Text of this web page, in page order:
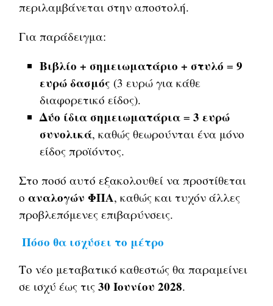
περιλαμβάνεται στην αποστολή.
Για παράδειγμα:
Βιβλίο + σημειωματάριο + στυλό = 9
ευρώ δασμός (3 ευρώ για κάθε
διαφορετικό είδος).
Δύο ίδια σημειωματάρια= 3 ευρώ
συνολικά, καθώς θεωρούνται ένα μόνο
είδος προϊόντος.
Στο ποσό αυτό εξακολουθεί να προστίθεται
οαναλογών ΦΠΑ, καθώς και τυχόν άλλες
προβλεπόμενες επιβαρύνσεις.
Πόσο θα ισχύσει το μέτρο
Το νέο μεταβατικό καθεστώς θα παραμείνει
σε ισχύ έως τις30 Ιουνίου 2028.